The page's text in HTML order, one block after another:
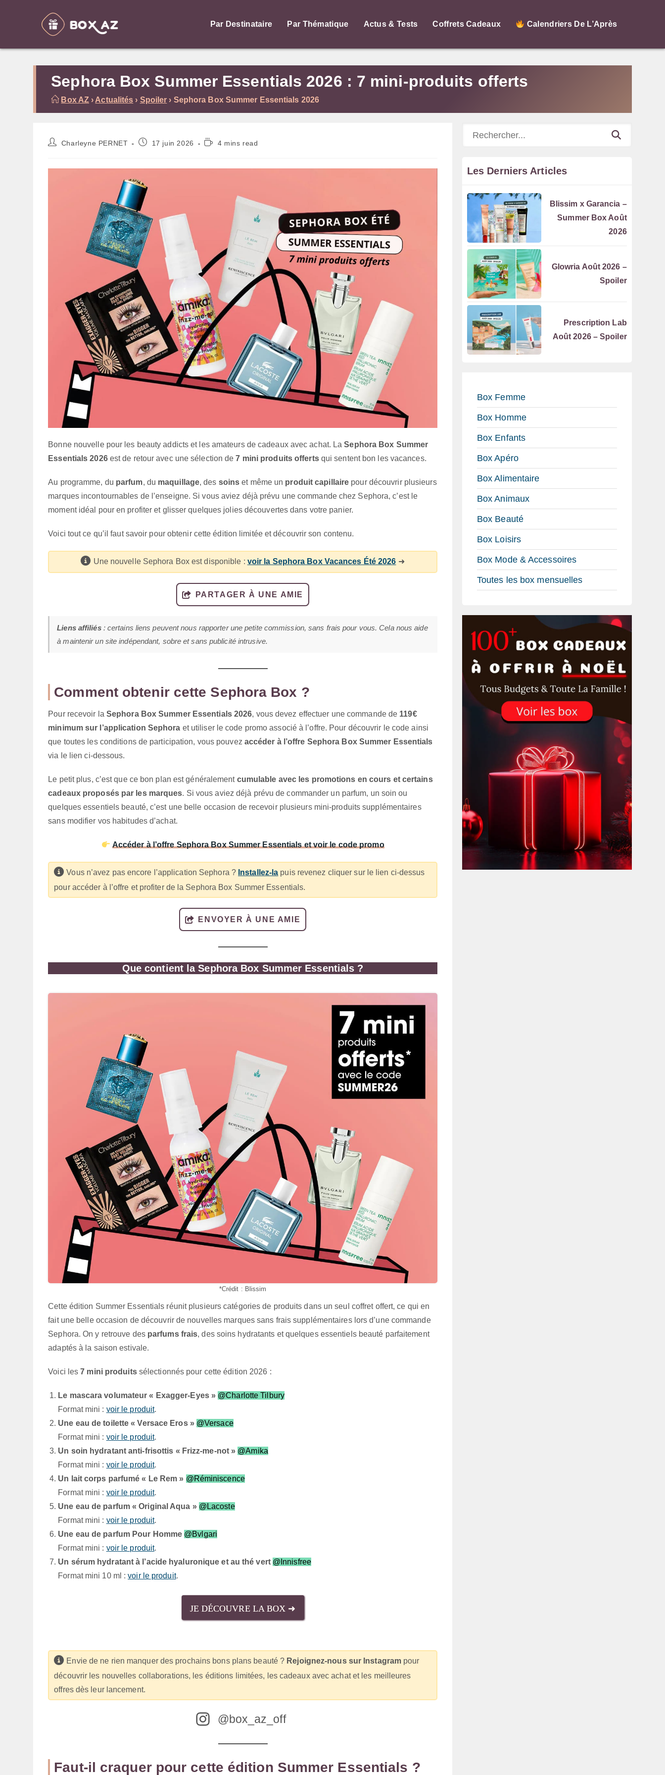
Par Destinataire Par Thématique Actus & Tests Coffrets Cadeaux Calendriers De L’Après
Sephora Box Summer Essentials 2026 : 7 mini-produits offerts
Box AZ › Actualités › Spoiler › Sephora Box Summer Essentials 2026
Auteur/autrice
publication :
Charleyne PERNET
Publication
17 juin 2026
Temps4 mins read
Bonne nouvelle pour les beauty addicts et les amateurs de cadeaux avec achat. LaSephora Box Summer
Essentials 2026est de retour avec une sélection de7 mini produits offertsqui sentent bon les vacances.
Au programme, du parfum, du maquillage, des soins et même un produit capillaire pour découvrir plusieurs
marques incontournables de l’enseigne. Si vous aviez déjà prévu une commande chez Sephora, c’est le
moment idéal pour en profiter et glisser quelques jolies découvertes dans votre panier.
Voici tout ce qu’il faut savoir pour obtenir cette édition limitée et découvrir son contenu.
Une nouvelle Sephora Box est disponible : voir la Sephora Box Vacances Été 2026 ➜
PARTAGER À UNE AMIE
Liens affiliés: certains liens peuvent nous rapporter une petite commission, sans frais pour vous. Cela nous aide
à maintenir un site indépendant, sobre et sans publicité intrusive.
Comment obtenir cette Sephora Box ?
Pour recevoir la Sephora Box Summer Essentials 2026, vous devez effectuer une commande de 119€
minimum sur l’application Sephora et utiliser le code promo associé à l’offre. Pour découvrir le code ainsi
que toutes les conditions de participation, vous pouvez accéder à l’offre Sephora Box Summer Essentials
via le lien ci-dessous.
Le petit plus, c’est que ce bon plan est généralement cumulable avec les promotions en cours et certains
cadeaux proposés par les marques. Si vous aviez déjà prévu de commander un parfum, un soin ou
quelques essentiels beauté, c’est une belle occasion de recevoir plusieurs mini-produits supplémentaires
sans modifier vos habitudes d’achat.
Accéder à l’offre Sephora Box Summer Essentials et voir le code promo
Vous n’avez pas encore l’application Sephora ? Installez-la puis revenez cliquer sur le lien ci-dessus
pour accéder à l’offre et profiter de la Sephora Box Summer Essentials.
ENVOYER À UNE AMIE
Que contient la Sephora Box Summer Essentials ?
*Crédit : Blissim
Cette édition Summer Essentials réunit plusieurs catégories de produits dans un seul coffret offert, ce qui en
fait une belle occasion de découvrir de nouvelles marques sans frais supplémentaires lors d’une commande
Sephora. On y retrouve des parfums frais, des soins hydratants et quelques essentiels beauté parfaitement
adaptés à la saison estivale.
Voici les7 mini produitssélectionnés pour cette édition 2026 :
Le mascara volumateur « Exagger-Eyes » @Charlotte Tilbury
Format mini : voir le produit.
Une eau de toilette « Versace Eros » @Versace
Format mini : voir le produit.
Un soin hydratant anti-frisottis « Frizz-me-not » @Amika
Format mini : voir le produit.
Un lait corps parfumé « Le Rem » @Réminiscence
Format mini : voir le produit.
Une eau de parfum « Original Aqua » @Lacoste
Format mini : voir le produit.
Une eau de parfum Pour Homme @Bvlgari
Format mini : voir le produit.
Un sérum hydratant à l’acide hyaluronique et au thé vert @Innisfree
Format mini 10 ml :voir le produit.
JE DÉCOUVRE LA BOX ➜
Envie de ne rien manquer des prochains bons plans beauté ? Rejoignez-nous sur Instagram pour
découvrir les nouvelles collaborations, les éditions limitées, les cadeaux avec achat et les meilleures
offres dès leur lancement.
@box_az_off
Faut-il craquer pour cette édition Summer Essentials ?
Les Derniers Articles
Blissim x Garancia –
Summer Box Août
2026
Glowria Août 2026 –
Spoiler
Prescription Lab
Août 2026 – Spoiler
Box Femme
Box Homme
Box Enfants
Box Apéro
Box Alimentaire
Box Animaux
Box Beauté
Box Loisirs
Box Mode & Accessoires
Toutes les box mensuelles